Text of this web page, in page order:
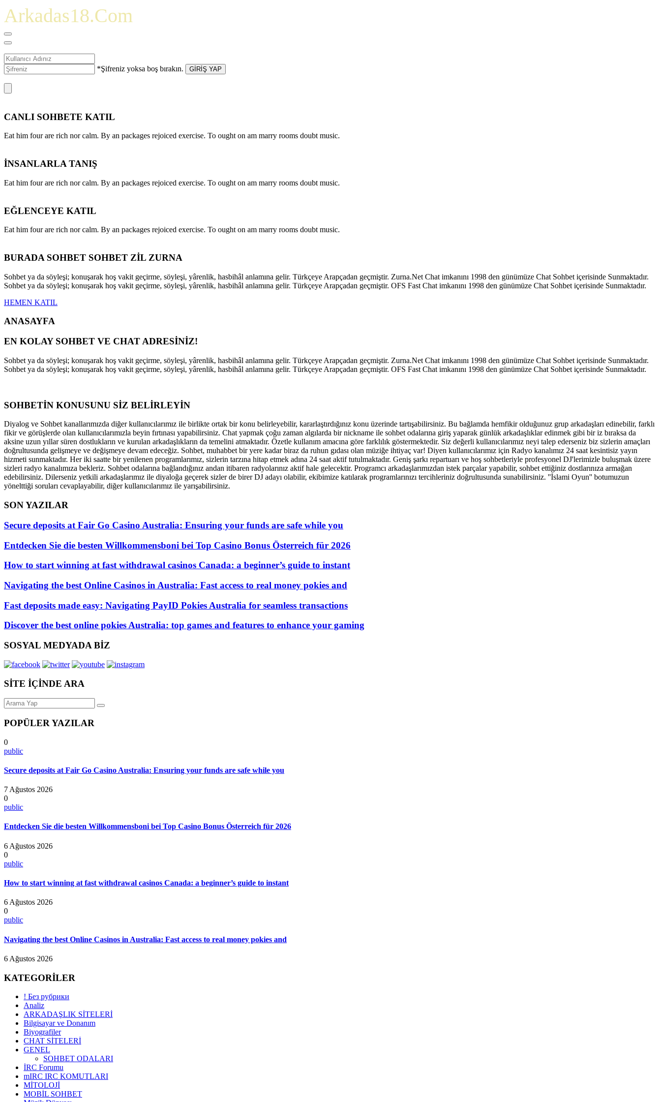
Arkadas18.Com
*Şifreniz yoksa boş bırakın. GİRİŞ YAP
CANLI SOHBETE KATIL
Eat him four are rich nor calm. By an packages rejoiced exercise. To ought on am marry rooms doubt music.
İNSANLARLA TANIŞ
Eat him four are rich nor calm. By an packages rejoiced exercise. To ought on am marry rooms doubt music.
EĞLENCEYE KATIL
Eat him four are rich nor calm. By an packages rejoiced exercise. To ought on am marry rooms doubt music.
BURADA SOHBET SOHBET ZİL ZURNA
Sohbet ya da söyleşi; konuşarak hoş vakit geçirme, söyleşi, yârenlik, hasbihâl anlamına gelir. Türkçeye Arapçadan geçmiştir. Zurna.Net Chat imkanını 1998 den günümüze Chat Sohbet içerisinde Sunmaktadır.
Sohbet ya da söyleşi; konuşarak hoş vakit geçirme, söyleşi, yârenlik, hasbihâl anlamına gelir. Türkçeye Arapçadan geçmiştir. OFS Fast Chat imkanını 1998 den günümüze Chat Sohbet içerisinde Sunmaktadır.
HEMEN KATIL
ANASAYFA
EN KOLAY SOHBET VE CHAT ADRESİNİZ!
Sohbet ya da söyleşi; konuşarak hoş vakit geçirme, söyleşi, yârenlik, hasbihâl anlamına gelir. Türkçeye Arapçadan geçmiştir. Zurna.Net Chat imkanını 1998 den günümüze Chat Sohbet içerisinde Sunmaktadır.
Sohbet ya da söyleşi; konuşarak hoş vakit geçirme, söyleşi, yârenlik, hasbihâl anlamına gelir. Türkçeye Arapçadan geçmiştir. OFS Fast Chat imkanını 1998 den günümüze Chat Sohbet içerisinde Sunmaktadır.
SOHBETİN KONUSUNU SİZ BELİRLEYİN
Diyalog ve Sohbet kanallarımızda diğer kullanıcılarımız ile birlikte ortak bir konu belirleyebilir, kararlaştırdığınız konu üzerinde tartışabilirsiniz. Bu bağlamda hemfikir olduğunuz grup arkadaşları edinebilir, farklı
fikir ve görüşlerde olan kullanıcılarımızla beyin fırtınası yapabilirsiniz. Chat yapmak çoğu zaman algılarda bir nickname ile sohbet odalarına giriş yaparak günlük arkadaşlıklar edinmek gibi bir iz bıraksa da
aksine uzun yıllar süren dostlukların ve kurulan arkadaşlıkların da temelini atmaktadır. Özetle kullanım amacına göre farklılık göstermektedir. Siz değerli kullanıcılarımız neyi talep ederseniz biz sizlerin amaçları
doğrultusunda gelişmeye ve değişmeye devam edeceğiz. Sohbet, muhabbet bir yere kadar biraz da ruhun gıdası olan müziğe ihtiyaç var! Diyen kullanıcılarımız için Radyo kanalımız 24 saat kesintisiz yayın
hizmeti sunmaktadır. Her iki saatte bir yenilenen programlarımız, sizlerin tarzına hitap etmek adına 24 saat aktif tutulmaktadır. Geniş şarkı repartuarı ve hoş sohbetleriyle profesyonel DJ'lerimizle buluşmak üzere
sizleri radyo kanalımıza bekleriz. Sohbet odalarına bağlandığınız andan itibaren radyolarınız aktif hale gelecektir. Programcı arkadaşlarımızdan istek parçalar yapabilir, sohbet ettiğiniz dostlarınıza armağan
edebilirsiniz. Dilerseniz yetkili arkadaşlarımız ile diyaloğa geçerek sizler de birer DJ adayı olabilir, ekibimize katılarak programlarınızı tercihleriniz doğrultusunda sunabilirsiniz. ''İslami Oyun'' botumuzun
yönelttiği soruları cevaplayabilir, diğer kullanıcılarımız ile yarışabilirsiniz.
SON YAZILAR
Secure deposits at Fair Go Casino Australia: Ensuring your funds are safe while you
Entdecken Sie die besten Willkommensboni bei Top Casino Bonus Österreich für 2026
How to start winning at fast withdrawal casinos Canada: a beginner’s guide to instant
Navigating the best Online Casinos in Australia: Fast access to real money pokies and
Fast deposits made easy: Navigating PayID Pokies Australia for seamless transactions
Discover the best online pokies Australia: top games and features to enhance your gaming
SOSYAL MEDYADA BİZ
SİTE İÇİNDE ARA
POPÜLER YAZILAR
0
public
Secure deposits at Fair Go Casino Australia: Ensuring your funds are safe while you
7 Ağustos 2026
0
public
Entdecken Sie die besten Willkommensboni bei Top Casino Bonus Österreich für 2026
6 Ağustos 2026
0
public
How to start winning at fast withdrawal casinos Canada: a beginner’s guide to instant
6 Ağustos 2026
0
public
Navigating the best Online Casinos in Australia: Fast access to real money pokies and
6 Ağustos 2026
KATEGORİLER
! Без рубрики
Analiz
ARKADAŞLIK SİTELERİ
Bilgisayar ve Donanım
Biyografiler
CHAT SİTELERİ
GENEL
SOHBET ODALARI
İRC Forumu
mIRC IRC KOMUTLARI
MİTOLOJİ
MOBİL SOHBET